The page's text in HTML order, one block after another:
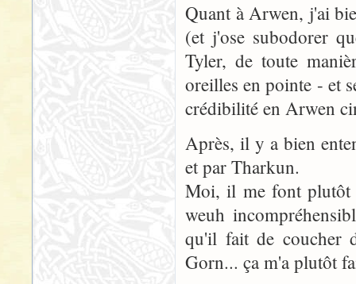
Quant à Arwen, j'ai
(et j'ose subodorer
Tyler, de toute
oreilles en pointe - et
crédibilité en Arwen
Après, il y a bien
et par Tharkun.
Moi, il me font plutôt
weuh
qu'il fait de coucher
Gorn... ça m'a plutôt